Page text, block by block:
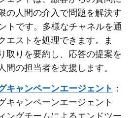
の人間の介入で問題を解決す
トです。多様なチャネルを通
エストを処理できます。ま
取りを要約し、応答の提案を
間の担当者を支援します。
キャンペーンエージェント ：
キャンペーンエージェント